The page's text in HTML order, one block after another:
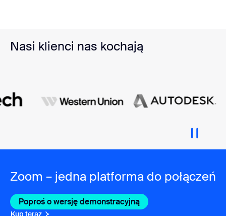
Nasi klienci nas kochają
Zoom – jedna platforma do połączeń
Poproś o wersję demonstracyjną
Kup teraz